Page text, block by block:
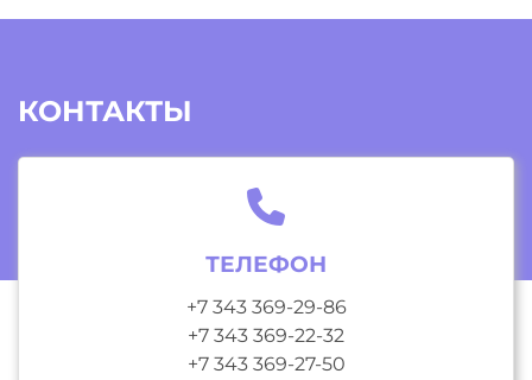
КОНТАКТЫ
ТЕЛЕФОН
+7 343 369-29-86
+7 343 369-22-32
+7 343 369-27-50